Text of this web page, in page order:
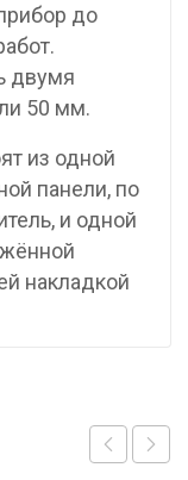
до
двумя
50 мм.
из одной
панели, по
и одной
накладкой